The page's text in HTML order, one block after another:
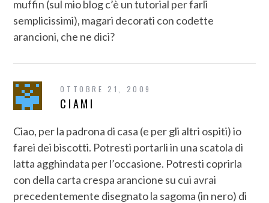
muffin (sul mio blog c’è un tutorial per farli
semplicissimi), magari decorati con codette
arancioni, che ne dici?
OTTOBRE 21, 2009
CIAMI
Ciao, per la padrona di casa (e per gli altri ospiti) io
farei dei biscotti. Potresti portarli in una scatola di
latta agghindata per l’occasione. Potresti coprirla
con della carta crespa arancione su cui avrai
precedentemente disegnato la sagoma (in nero) di